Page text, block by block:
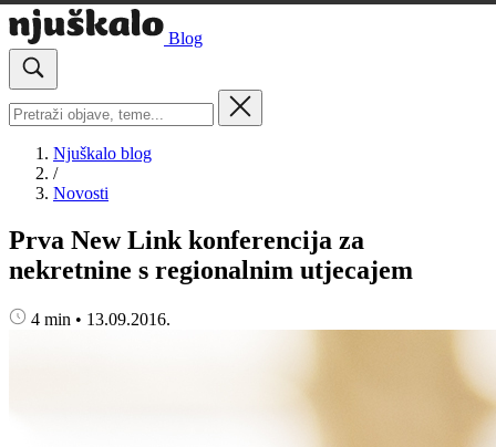
Blog
Njuškalo blog
/
Novosti
Prva New Link konferencija za
nekretnine s regionalnim utjecajem
4 min • 13.09.2016.